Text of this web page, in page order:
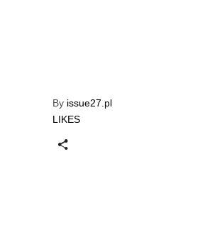
By issue27.pl
LIKES